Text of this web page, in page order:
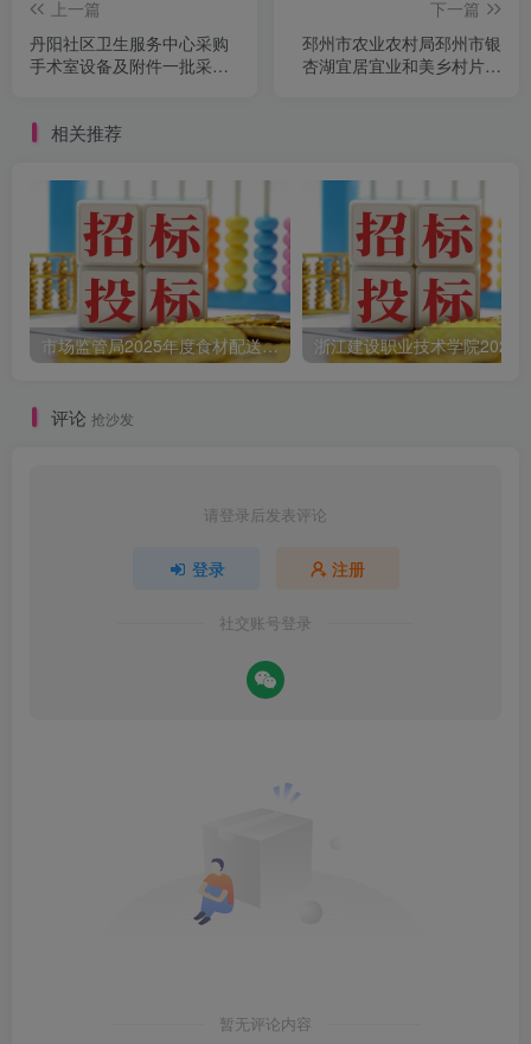
上一篇
丹阳社区卫生服务中心采购
手术室设备及附件一批采购
下一篇
邳州市农业农村局邳州市银
杏湖宜居宜业和美乡村片区
相关推荐
市场监管局2025年度食材配送采购公告
评论 抢沙发
请登录后发表评论
登录 注册
社交账号登录
暂无评论内容